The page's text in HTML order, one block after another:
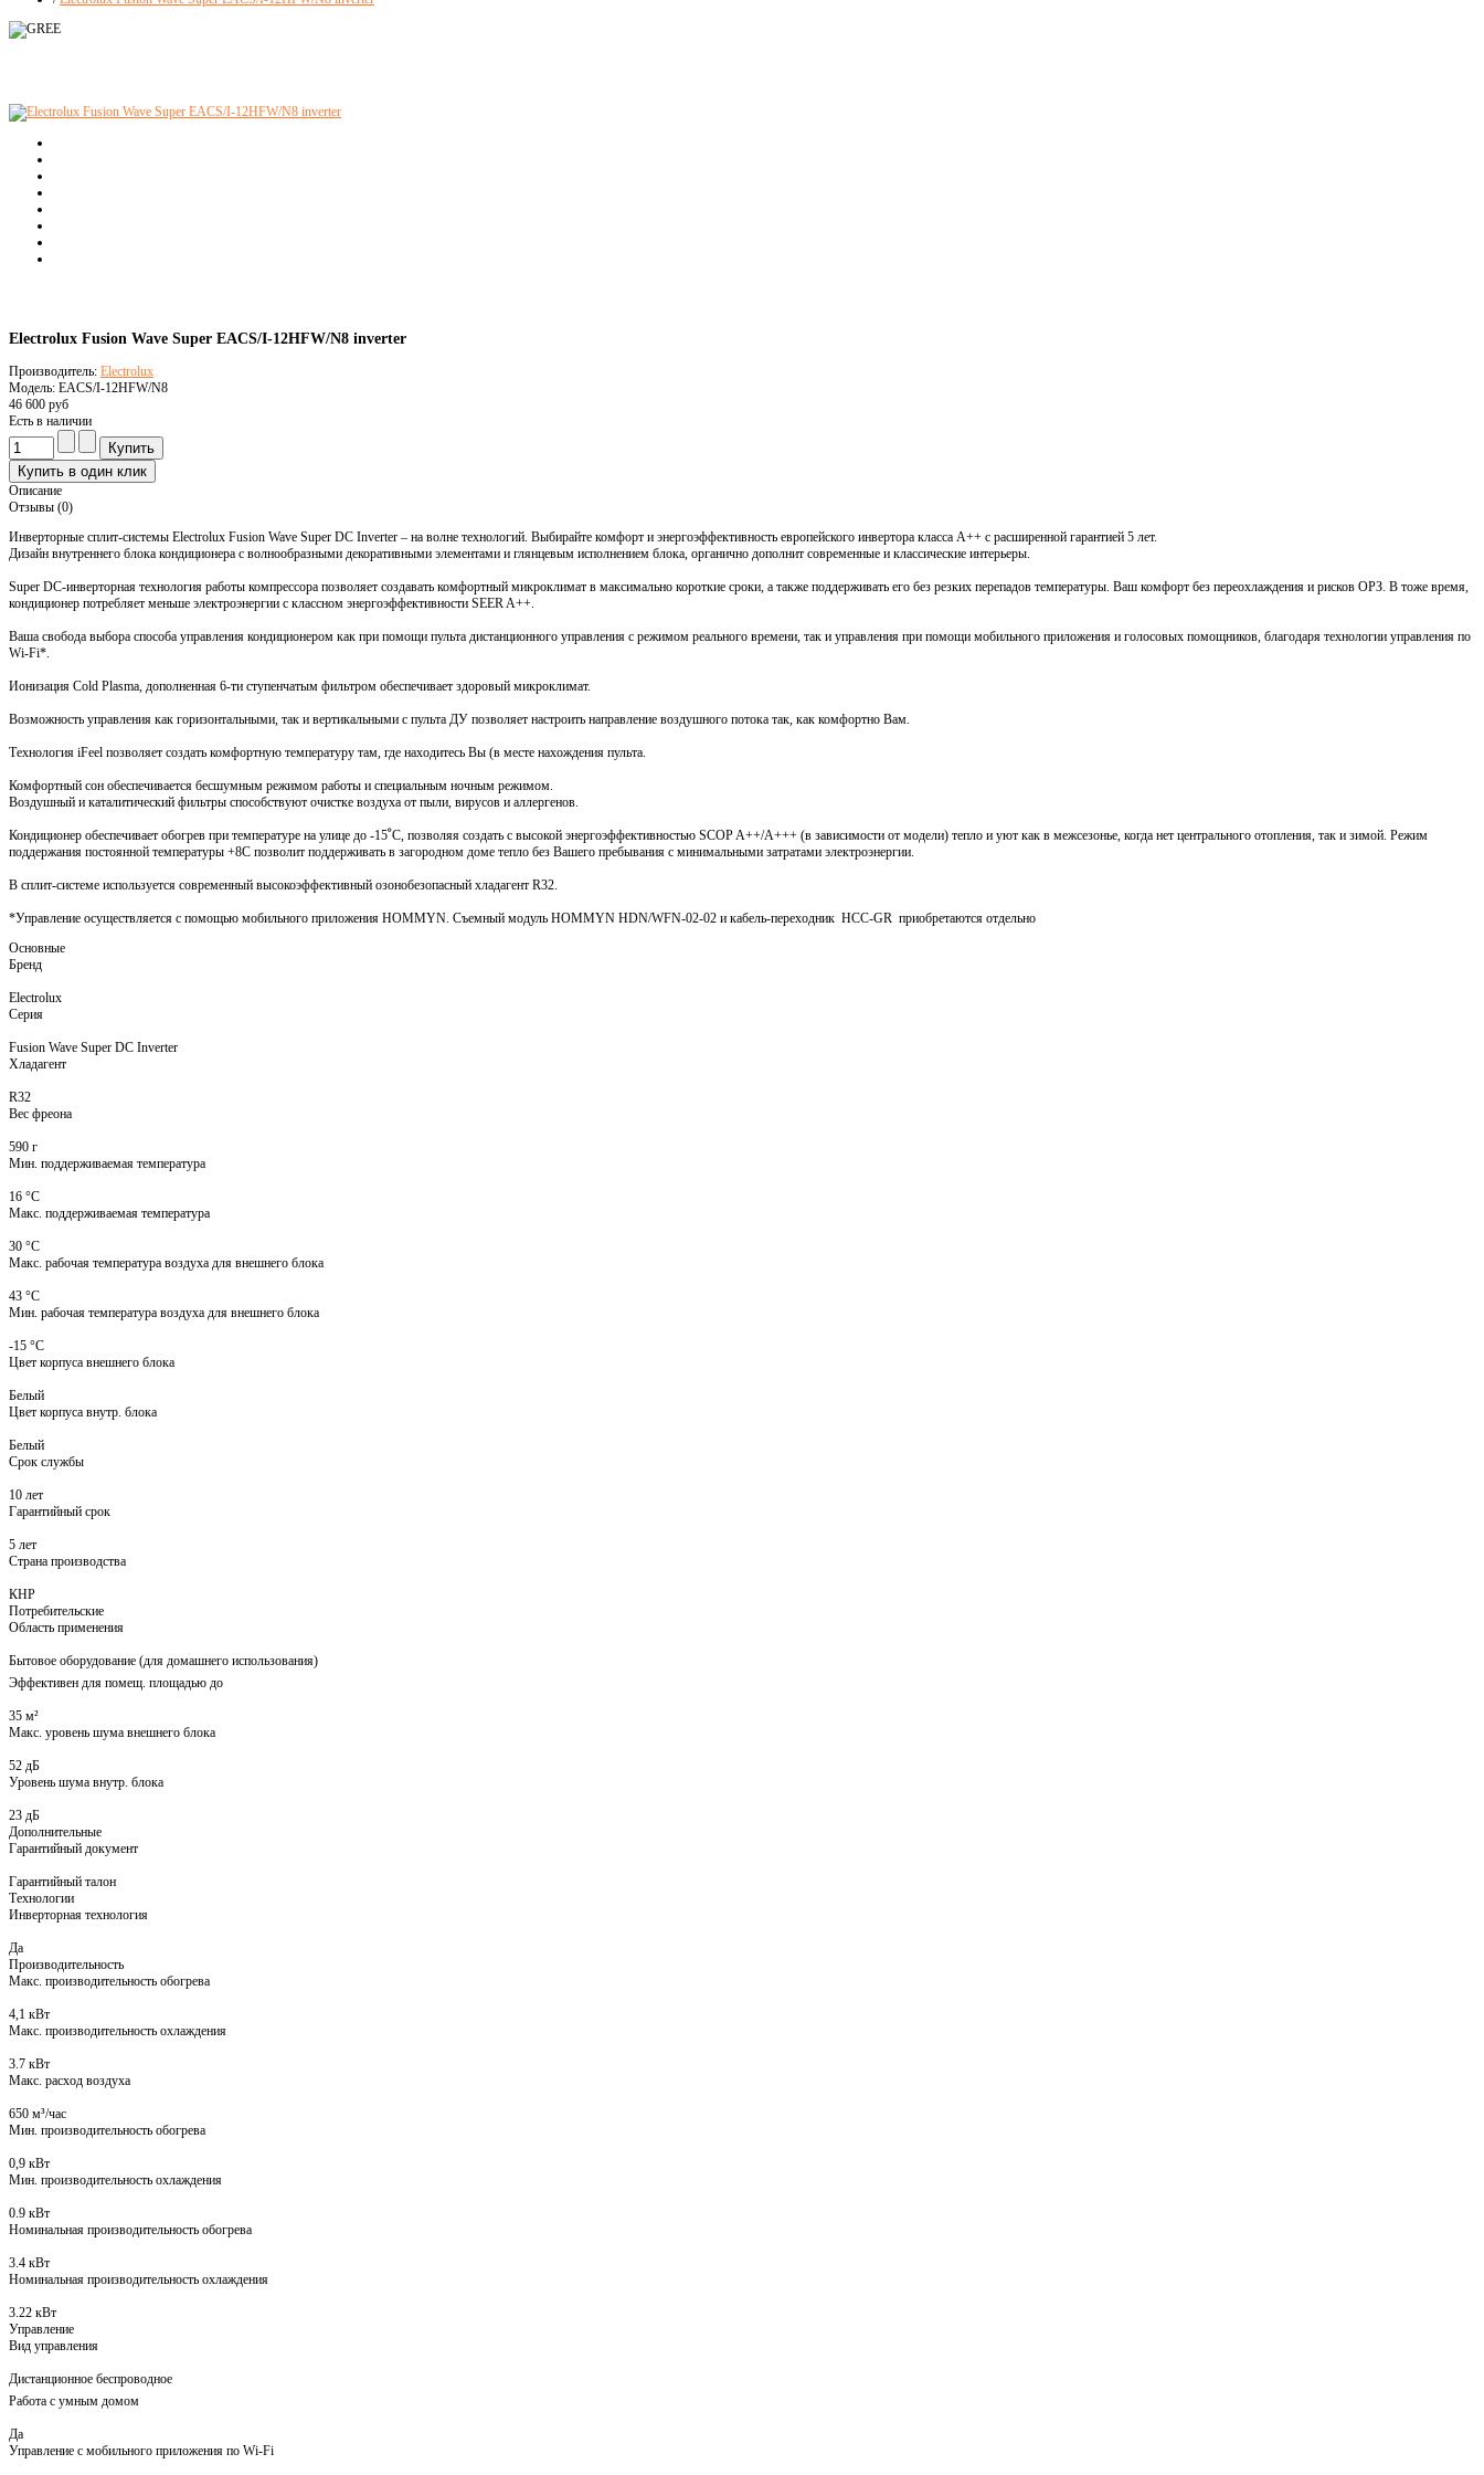
Electrolux Fusion Wave Super EACS/I-12HFW/N8 inverter
Производитель: Electrolux
Модель: EACS/I-12HFW/N8
46 600 руб
Есть в наличии
Описание
Отзывы (0)
Инверторные сплит-системы Electrolux Fusion Wave Super DC Inverter – на волне технологий. Выбирайте комфорт и энергоэффективность европейского инвертора класса А++ с расширенной гарантией 5 лет.
Дизайн внутреннего блока кондиционера с волнообразными декоративными элементами и глянцевым исполнением блока, органично дополнит современные и классические интерьеры.
Super DC-инверторная технология работы компрессора позволяет создавать комфортный микроклимат в максимально короткие сроки, а также поддерживать его без резких перепадов температуры. Ваш комфорт без переохлаждения и рисков ОРЗ. В тоже время,
кондиционер потребляет меньше электроэнергии с классном энергоэффективности SEER A++.
Ваша свобода выбора способа управления кондиционером как при помощи пульта дистанционного управления с режимом реального времени, так и управления при помощи мобильного приложения и голосовых помощников, благодаря технологии управления по
Wi-Fi*.
Ионизация Cold Plasma, дополненная 6-ти ступенчатым фильтром обеспечивает здоровый микроклимат.
Возможность управления как горизонтальными, так и вертикальными с пульта ДУ позволяет настроить направление воздушного потока так, как комфортно Вам.
Технология iFeel позволяет создать комфортную температуру там, где находитесь Вы (в месте нахождения пульта.
Комфортный сон обеспечивается бесшумным режимом работы и специальным ночным режимом.
Воздушный и каталитический фильтры способствуют очистке воздуха от пыли, вирусов и аллергенов.
Кондиционер обеспечивает обогрев при температуре на улице до -15ﹾС, позволяя создать с высокой энергоэффективностью SCOP A++/A+++ (в зависимости от модели) тепло и уют как в межсезонье, когда нет центрального отопления, так и зимой. Режим
поддержания постоянной температуры +8С позволит поддерживать в загородном доме тепло без Вашего пребывания с минимальными затратами электроэнергии.
В сплит-системе используется современный высокоэффективный озонобезопасный хладагент R32.
*Управление осуществляется с помощью мобильного приложения HOMMYN. Съемный модуль HOMMYN HDN/WFN-02-02 и кабель-переходник HCC-GR приобретаются отдельно
Основные
Бренд
Electrolux
Серия
Fusion Wave Super DC Inverter
Хладагент
R32
Вес фреона
590 г
Мин. поддерживаемая температура
16 °С
Макс. поддерживаемая температура
30 °С
Макс. рабочая температура воздуха для внешнего блока
43 °С
Мин. рабочая температура воздуха для внешнего блока
-15 °С
Цвет корпуса внешнего блока
Белый
Цвет корпуса внутр. блока
Белый
Срок службы
10 лет
Гарантийный срок
5 лет
Страна производства
КНР
Потребительские
Область применения
Бытовое оборудование (для домашнего использования)
Эффективен для помещ. площадью до
35 м²
Макс. уровень шума внешнего блока
52 дБ
Уровень шума внутр. блока
23 дБ
Дополнительные
Гарантийный документ
Гарантийный талон
Технологии
Инверторная технология
Да
Производительность
Макс. производительность обогрева
4,1 кВт
Макс. производительность охлаждения
3.7 кВт
Макс. расход воздуха
650 м³/час
Мин. производительность обогрева
0,9 кВт
Мин. производительность охлаждения
0.9 кВт
Номинальная производительность обогрева
3.4 кВт
Номинальная производительность охлаждения
3.22 кВт
Управление
Вид управления
Дистанционное беспроводное
Работа с умным домом
Да
Управление c мобильного приложения по Wi-Fi